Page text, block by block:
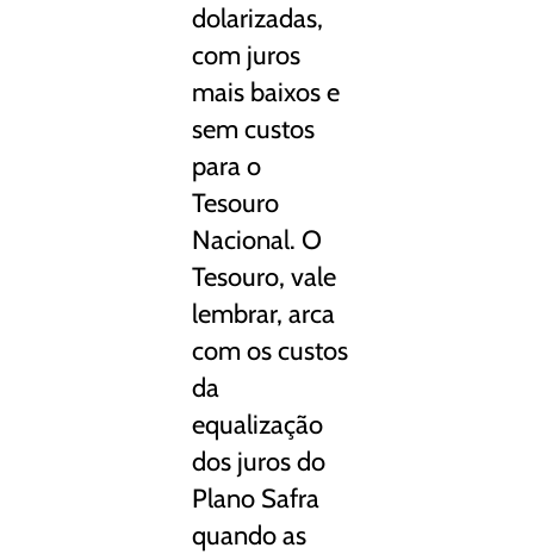
dolarizadas,
com juros
mais baixos e
sem custos
para o
Tesouro
Nacional. O
Tesouro, vale
lembrar, arca
com os custos
da
equalização
dos juros do
Plano Safra
quando as